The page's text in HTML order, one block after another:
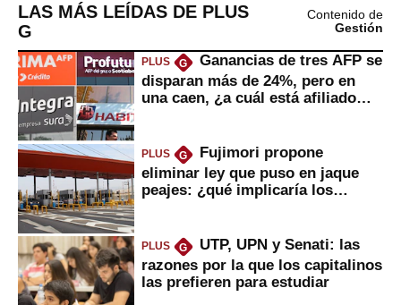
LAS MÁS LEÍDAS DE PLUS
G
Contenido de
Gestión
PLUS G
Ganancias de tres AFP se
disparan más de 24%, pero en
una caen, ¿a cuál está afiliado
PLUS G
Fujimori propone
eliminar ley que puso en jaque
peajes: ¿qué implicaría los
PLUS G
UTP, UPN y Senati: las
razones por la que los capitalinos
las prefieren para estudiar